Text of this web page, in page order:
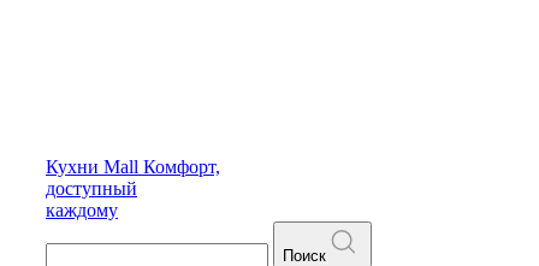
Кухни Mall Комфорт,
доступный
каждому
Поиск